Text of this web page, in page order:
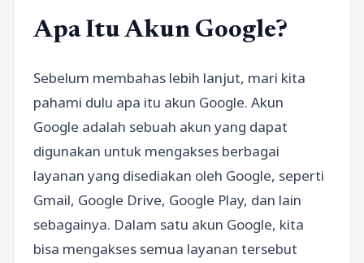
Apa Itu Akun Google?
Sebelum membahas lebih lanjut, mari kita
pahami dulu apa itu akun Google. Akun
Google adalah sebuah akun yang dapat
digunakan untuk mengakses berbagai
layanan yang disediakan oleh Google, seperti
Gmail, Google Drive, Google Play, dan lain
sebagainya. Dalam satu akun Google, kita
bisa mengakses semua layanan tersebut